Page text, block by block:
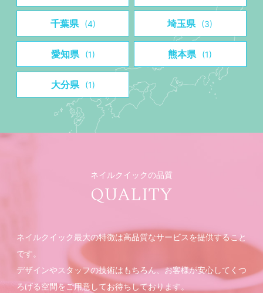
千葉県 (4) 埼玉県 (3)
愛知県 (1) 熊本県 (1)
大分県 (1)
ネイルクイックの品質
QUALITY
ネイルクイック最大の特徴は高品質なサービスを提供すること
です。
デザインやスタッフの技術はもちろん、お客様が安心してくつ
ろげる空間をご用意してお待ちしております。